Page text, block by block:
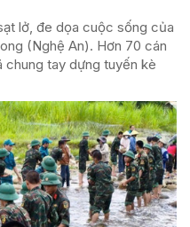
lở, đe dọa cuộc sống của
(Nghệ An). Hơn 70 cán
chung tay dựng tuyến kè